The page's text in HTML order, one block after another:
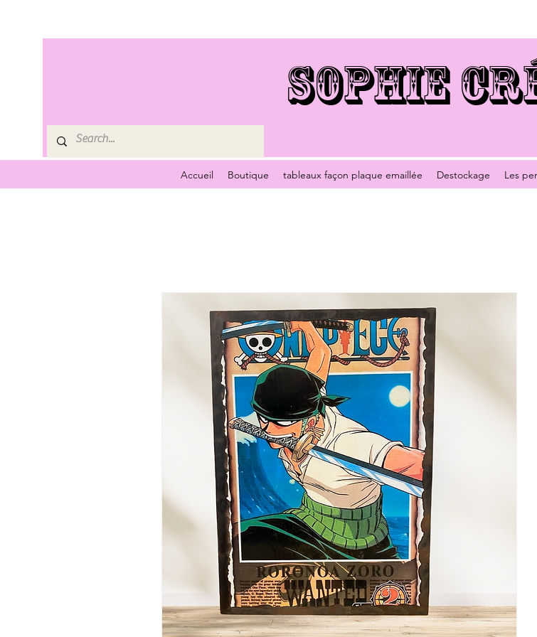
Accueil Boutique tableaux façon plaque emaillée Destockage Les
SOPHIE